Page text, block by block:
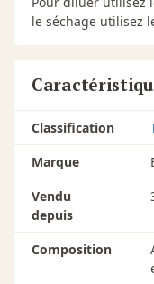
le séchage utilisez
Classification
Marque
Vendu
depuis
Composition